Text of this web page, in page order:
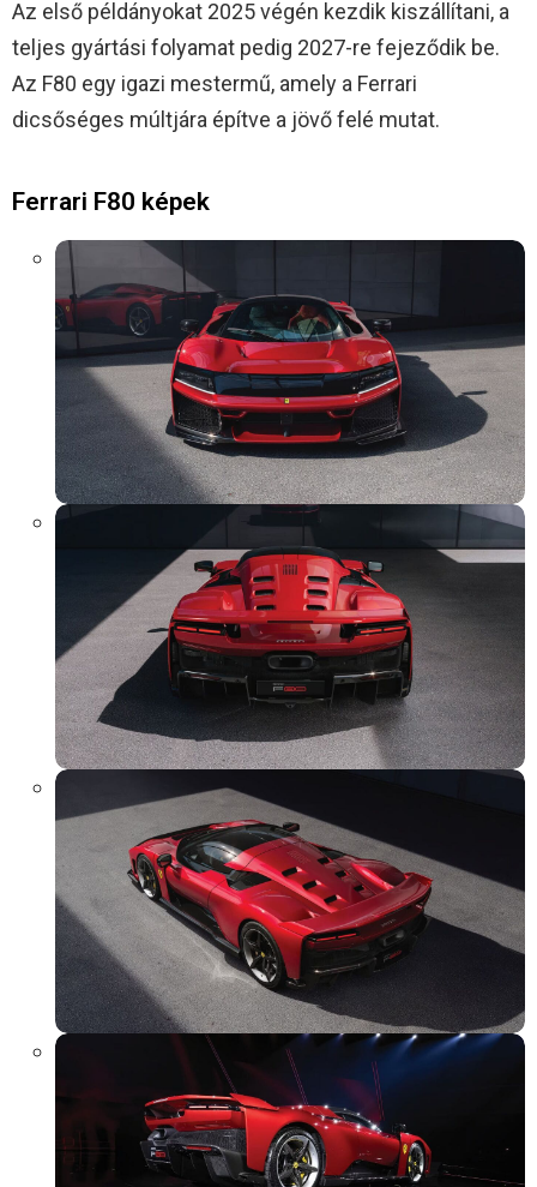
Az első példányokat 2025 végén kezdik kiszállítani, a
teljes gyártási folyamat pedig 2027-re fejeződik be.
Az F80 egy igazi mestermű, amely a Ferrari
dicsőséges múltjára építve a jövő felé mutat.
Ferrari F80 képek